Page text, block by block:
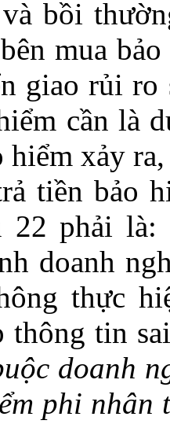
bồi
mua
giao rủi ro
cần là
hiểm xảy
tiền bảo
phải là:
doanh
thực
thông tin
doanh
phi nhân